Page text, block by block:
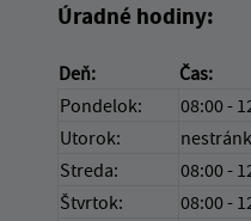
Úradné hodiny:
Deň:
Čas:
Pondelok:
08:00 -
Utorok:
Streda:
08:00 -
Štvrtok:
08:00 -